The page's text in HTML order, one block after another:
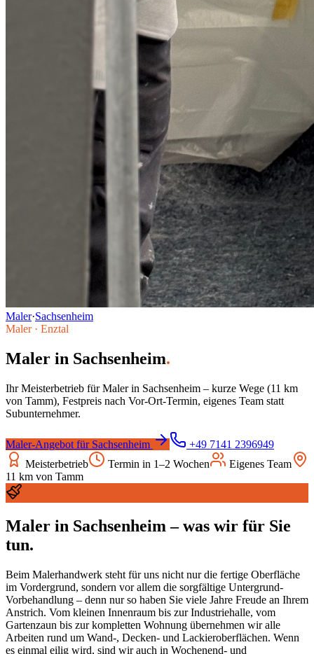
Maler·Sachsenheim
Maler· Enztal
Maler in Sachsenheim.
Ihr Meisterbetrieb fürMalerin Sachsenheim – kurze Wege (11 km
von Tamm), Festpreis nach Vor-Ort-Termin, eigenes Team statt
Subunternehmer.
Maler-Angebot für Sachsenheim
+49 7141 2396949
Meisterbetrieb
Termin in 1–2 Wochen
Eigenes Team
11 km von Tamm
Maler in Sachsenheim – was wir für Sie
tun.
Beim Malerhandwerk steht für uns nicht nur die fertige Oberfläche
im Vordergrund, sondern vor allem die sorgfältige Untergrund-
Vorbehandlung – denn nur so haben Sie viele Jahre Freude an Ihrem
Anstrich. Vom kleinen Innenraum bis zur Industriehalle, vom
Gartenzaun bis zur kompletten Wohnung übernehmen wir alle
Arbeiten rund um Wand-, Decken- und Lackieroberflächen. Wenn
es einmal eilig wird, sind wir auch in Wochenend- und